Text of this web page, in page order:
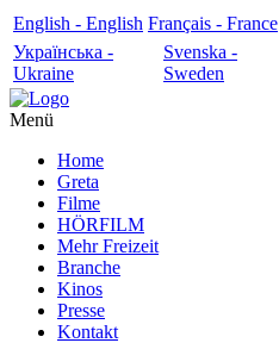
English - English Français - France
Українська -
Ukraine
Svenska -
Sweden
Menü
Home
Greta
Filme
HÖRFILM
Mehr Freizeit
Branche
Kinos
Presse
Kontakt